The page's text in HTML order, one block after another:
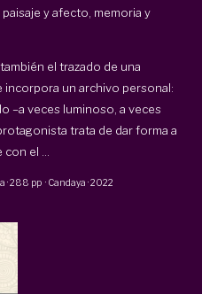
y afecto, memoria y
el trazado de una
incorpora un archivo personal:
–a veces luminoso, a veces
trata de dar forma a
con el ...
·288 pp · Candaya ·2022